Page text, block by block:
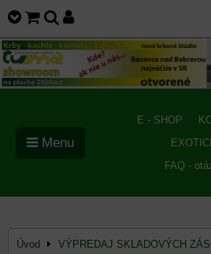
E - SHOP
FAQ -
Menu
Úvod VÝPREDAJ SKLADOVÝCH